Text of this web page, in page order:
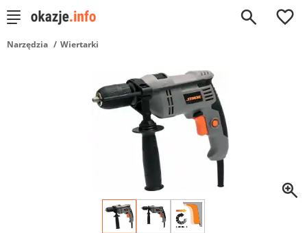
0
Narzędzia Wiertarki